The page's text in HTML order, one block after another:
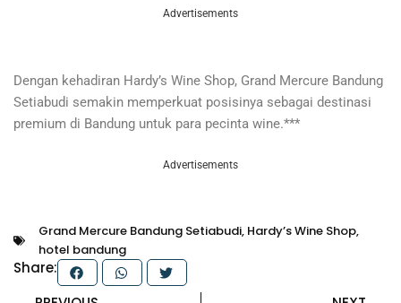
Advertisements
Dengan kehadiran Hardy’s Wine Shop, Grand Mercure Bandung
Setiabudi semakin memperkuat posisinya sebagai destinasi
premium di Bandung untuk para pecinta wine.***
Advertisements
Grand Mercure Bandung Setiabudi, Hardy’s Wine Shop,
hotel bandung
Share:
Prev